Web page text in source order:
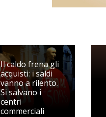
Il caldo frena gli
acquisti: i saldi
vanno a rilento.
Si salvano i
centri
commerciali